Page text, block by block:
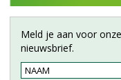
Meld je aan voor
nieuwsbrief.